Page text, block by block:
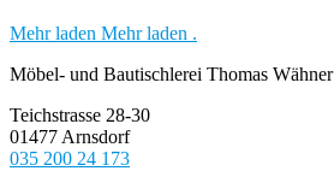
Mehr laden Mehr laden .
Möbel- und Bautischlerei Thomas Wähner
Teichstrasse 28-30
01477 Arnsdorf
035 200 24 173